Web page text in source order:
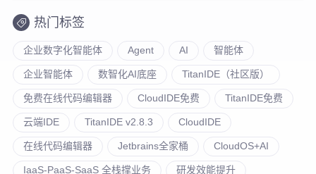
热门标签
企业数字化智能体 Agent AI 智能体
企业智能体 数智化AI底座 TitanIDE（社区版）
免费在线代码编辑器 CloudIDE免费 TitanIDE免费
云端IDE TitanIDE v2.8.3 CloudIDE
在线代码编辑器 Jetbrains全家桶 CloudOS+AI
IaaS-PaaS-SaaS 全栈撑业务 研发效能提升